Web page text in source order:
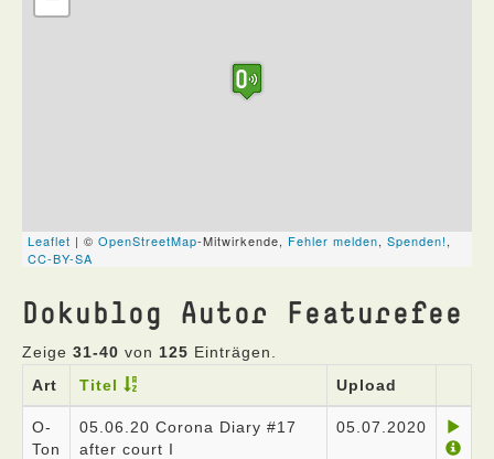
Dokublog Autor Featurefee
Zeige 31-40 von 125 Einträgen.
Art
Titel Upload
O-
Ton
05.06.20 Corona Diary #17
after court I
05.07.2020